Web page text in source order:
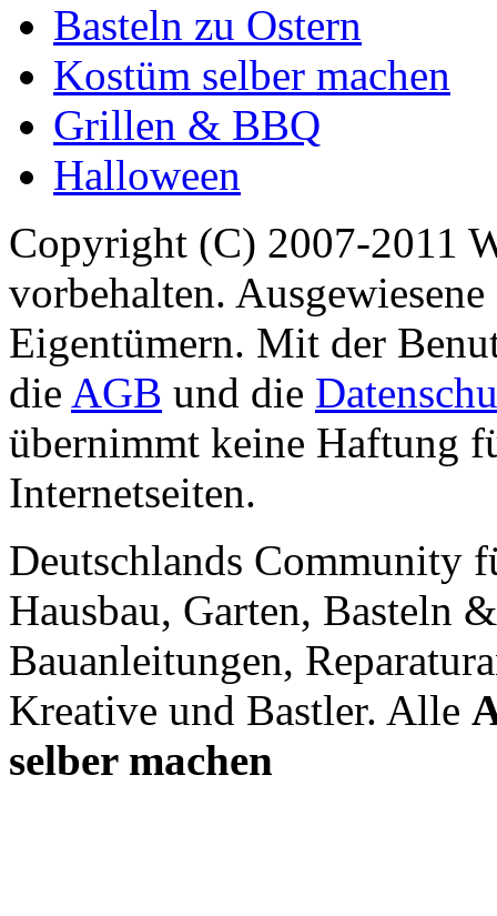
Basteln zu Ostern
Kostüm selber machen
Grillen & BBQ
Halloween
Copyright (C) 2007-2011
vorbehalten.
Eigentümern. Mit der
die AGB und die
übernimmt keine Haftung
Internetseiten.
Deutschlands Community
Hausbau, Garten, Basteln
Bauanleitungen,
Kreative und Bastler. Alle
selber machen